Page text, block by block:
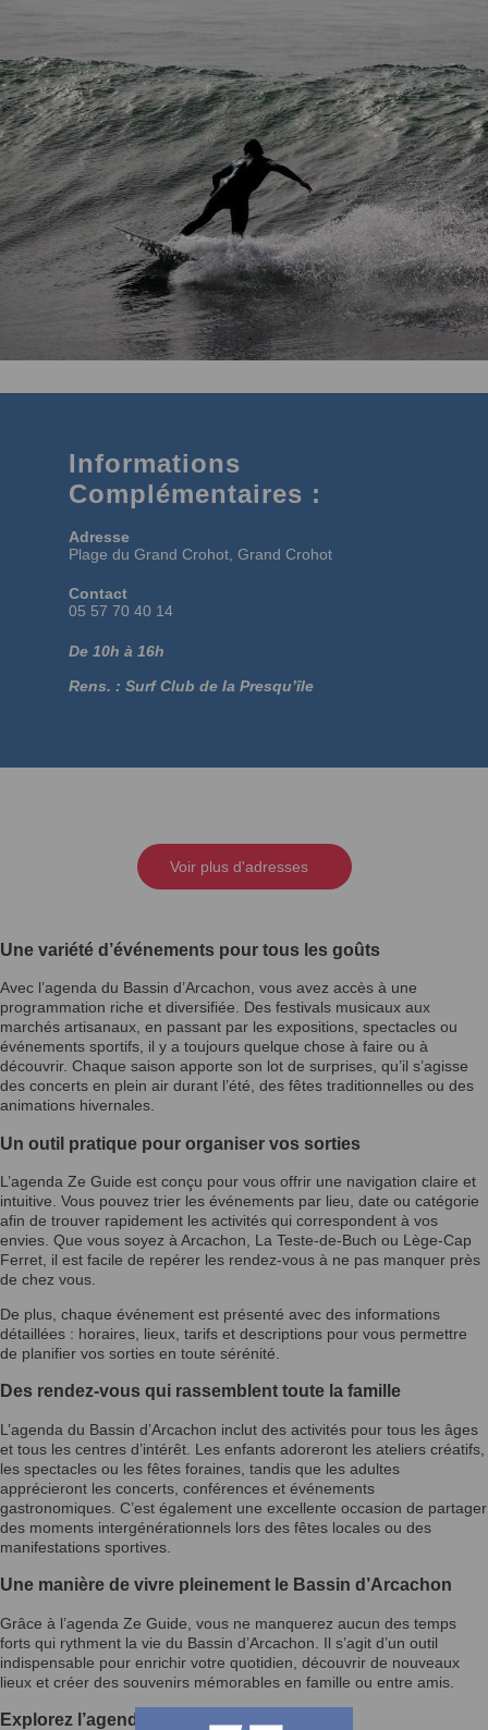
Informations
Complémentaires :
Adresse
Plage du Grand Crohot, Grand Crohot
Contact
05 57 70 40 14
De 10h à 16h
Rens. : Surf Club de la Presqu’île
Voir plus d'adresses
Une variété d’événements pour tous les goûts
Avec l’agenda du Bassin d’Arcachon, vous avez accès à une
programmation riche et diversifiée. Des festivals musicaux aux
marchés artisanaux, en passant par les expositions, spectacles ou
événements sportifs, il y a toujours quelque chose à faire ou à
découvrir. Chaque saison apporte son lot de surprises, qu’il s’agisse
des concerts en plein air durant l’été, des fêtes traditionnelles ou des
animations hivernales.
Un outil pratique pour organiser vos sorties
L’agenda Ze Guide est conçu pour vous offrir une navigation claire et
intuitive. Vous pouvez trier les événements par lieu, date ou catégorie
afin de trouver rapidement les activités qui correspondent à vos
envies. Que vous soyez à Arcachon, La Teste-de-Buch ou Lège-Cap
Ferret, il est facile de repérer les rendez-vous à ne pas manquer près
de chez vous.
De plus, chaque événement est présenté avec des informations
détaillées : horaires, lieux, tarifs et descriptions pour vous permettre
de planifier vos sorties en toute sérénité.
Des rendez-vous qui rassemblent toute la famille
L’agenda du Bassin d’Arcachon inclut des activités pour tous les âges
et tous les centres d’intérêt. Les enfants adoreront les ateliers créatifs,
les spectacles ou les fêtes foraines, tandis que les adultes
apprécieront les concerts, conférences et événements
gastronomiques. C’est également une excellente occasion de partager
des moments intergénérationnels lors des fêtes locales ou des
manifestations sportives.
Une manière de vivre pleinement le Bassin d’Arcachon
Grâce à l’agenda Ze Guide, vous ne manquerez aucun des temps
forts qui rythment la vie du Bassin d’Arcachon. Il s’agit d’un outil
indispensable pour enrichir votre quotidien, découvrir de nouveaux
lieux et créer des souvenirs mémorables en famille ou entre amis.
Explorez l’agenda et laissez-vous inspirer